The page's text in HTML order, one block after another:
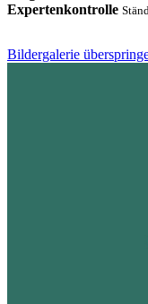
Expertenkontrolle
Bildergalerie